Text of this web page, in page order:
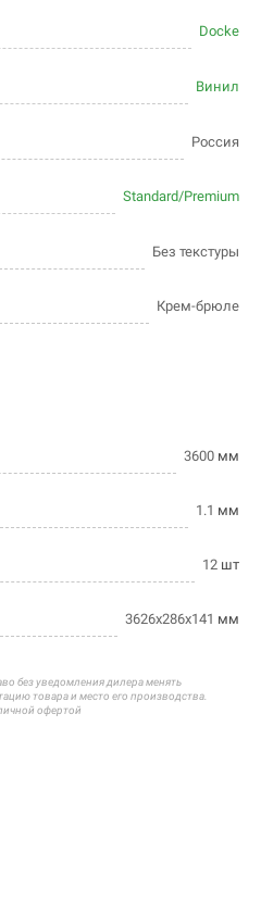
Docke
Винил
Россия
Standard/Premium
Без текстуры
Крем-брюле
3600 мм
1.1 мм
12 шт
3626х286х141 мм
без уведомления дилера менять
товара и место его производства.
офертой